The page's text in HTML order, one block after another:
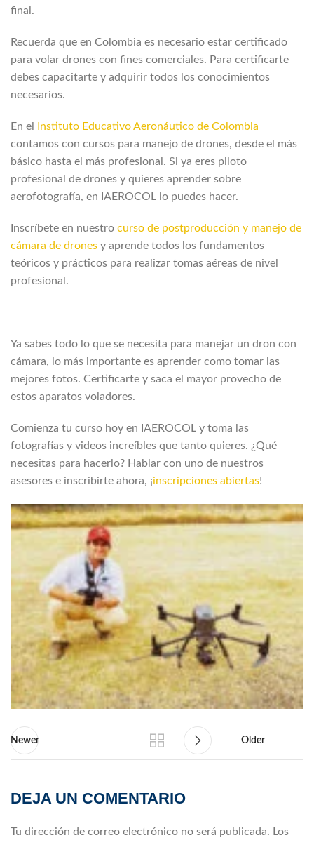
final.
Recuerda que en Colombia es necesario estar certificado
para volar drones con fines comerciales. Para certificarte
debes capacitarte y adquirir todos los conocimientos
necesarios.
En el
Instituto Educativo Aeronáutico de Colombia
contamos con cursos para manejo de drones, desde el más
básico hasta el más profesional. Si ya eres piloto
profesional de drones y quieres aprender sobre
aerofotografía, en IAEROCOL lo puedes hacer.
Inscríbete en nuestro curso de postproducción y manejo de
cámara de drones y aprende todos los fundamentos
teóricos y prácticos para realizar tomas aéreas de nivel
profesional.
Ya sabes todo lo que se necesita para manejar un dron con
cámara, lo más importante es aprender como tomar las
mejores fotos. Certificarte y saca el mayor provecho de
estos aparatos voladores.
Comienza tu curso hoy en IAEROCOL y toma las
fotografías y videos increíbles que tanto quieres. ¿Qué
necesitas para hacerlo? Hablar con uno de nuestros
asesores e inscribirte ahora, ¡inscripciones abiertas!
Newer Older
DEJA UN COMENTARIO
Tu dirección de correo electrónico no será publicada. Los